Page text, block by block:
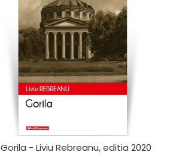
Gorila - Liviu Rebreanu, editia 2020